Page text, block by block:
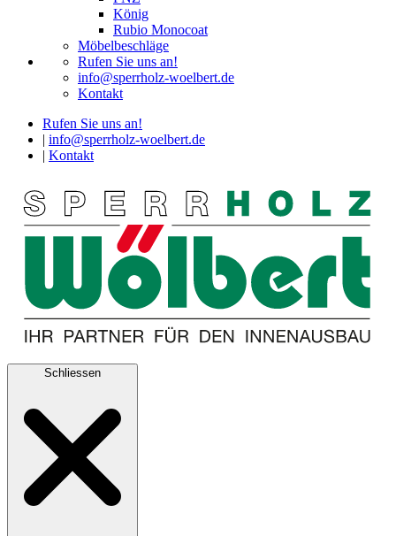
König
Rubio Monocoat
Möbelbeschläge
Rufen Sie uns an!
info@sperrholz-woelbert.de
Kontakt
Rufen Sie uns an!
info@sperrholz-woelbert.de
Kontakt
Schliessen